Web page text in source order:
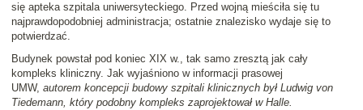
się apteka szpitala uniwersyteckiego. Przed wojną mieściła się tu
najprawdopodobniej administracja; ostatnie znalezisko wydaje się to
potwierdzać.
Budynek powstał pod koniec XIX w., tak samo zresztą jak cały
kompleks kliniczny. Jak wyjaśniono w informacji prasowej
UMW, autorem koncepcji budowy szpitali klinicznych był Ludwig von
Tiedemann, który podobny kompleks zaprojektował w Halle.